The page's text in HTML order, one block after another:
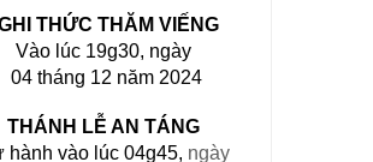
THỨC THĂM VIẾNG
Vào lúc 19g30, ngày
04 tháng 12 năm 2024
THÁNH LỄ AN TÁNG
hành vào lúc 04g45, ngày